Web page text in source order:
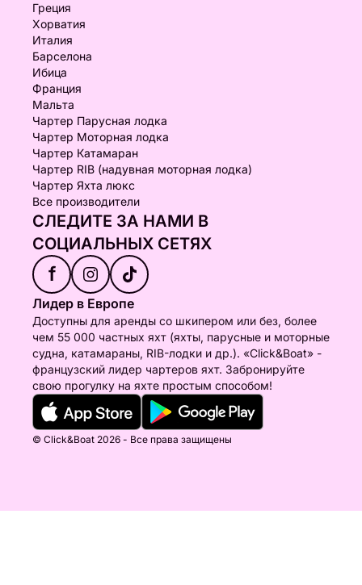
Греция
Хорватия
Италия
Барселона
Ибица
Франция
Мальта
Чартер Парусная лодка
Чартер Моторная лодка
Чартер Катамаран
Чартер RIB (надувная моторная лодка)
Чартер Яхта люкс
Все производители
СЛЕДИТЕ ЗА НАМИ В
СОЦИАЛЬНЫХ СЕТЯХ
f
Лидер в Европе
Доступны для аренды со шкипером или без, более
чем 55 000 частных яхт (яхты, парусные и моторные
судна, катамараны, RIB-лодки и др.). «Click&Boat» -
французский лидер чартеров яхт. Забронируйте
свою прогулку на яхте простым способом!
© Click&Boat 2026 - Все права защищены